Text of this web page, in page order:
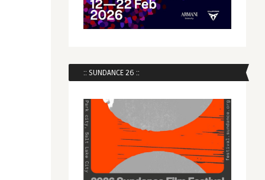
:: SUNDANCE 26 ::